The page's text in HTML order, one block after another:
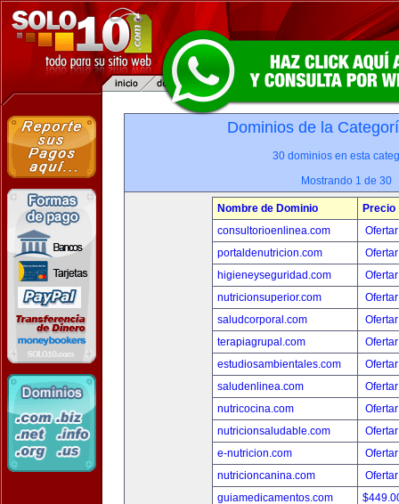
Dominios de la
30 dominios en esta
Mostrando 1 de 30
Nombre de Dominio
Precio
consultorioenlinea.com
portaldenutricion.com
higieneyseguridad.com
nutricionsuperior.com
saludcorporal.com
terapiagrupal.com
estudiosambientales.com
saludenlinea.com
nutricocina.com
nutricionsaludable.com
e-nutricion.com
nutricioncanina.com
guiamedicamentos.com